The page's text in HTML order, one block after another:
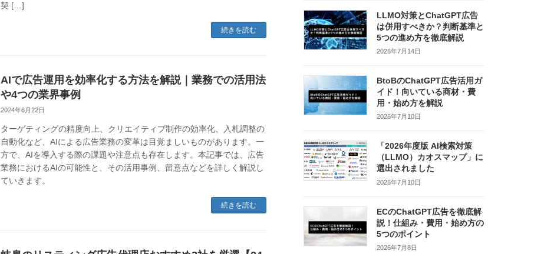
契 […]
続きを読む
AIで広告運用を効率化する方法を解説｜業務での活用法
や4つの業界事例
2024年6月22日
ターゲティングの精度向上、クリエイティブ制作の効率化、入札調整の
自動化など、AIによる広告業務の変革は目覚ましいものがあります。一
方で、AIを導入する際の課題や注意点も存在します。本記事では、広告
業務におけるAIの可能性と、その活用事例、留意点などを詳しく解説し
ていきます。
続きを読む
LLMO対策とChatGPT広告
は併用すべきか？判断基準と
5つの進め方を徹底解説
2026年7月14日
BtoBのChatGPT広告活用ガ
イド！向いている商材・費
用・始め方を解説
2026年7月10日
「2026年度版 AI検索対策
（LLMO）カオスマップ」に
選出されました
2026年7月10日
ECのChatGPT広告を徹底解
説！仕組み・費用・始め方の
5つのポイント
2026年7月8日